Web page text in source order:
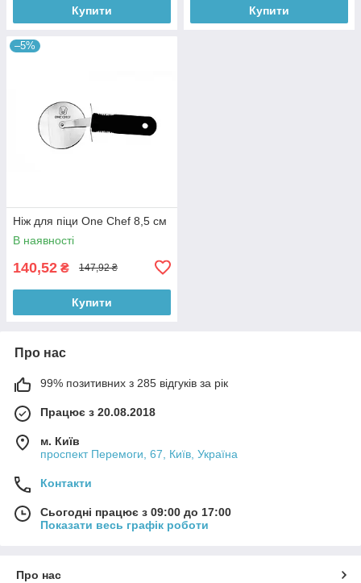
Купити Купити
–5%
Ніж для піци One Chef 8,5 см
В наявності
140,52 ₴ 147,92 ₴
Купити
Про нас
99% позитивних з 285 відгуків за рік
Працює з 20.08.2018
м. Київ
проспект Перемоги, 67, Київ, Україна
Контакти
Сьогодні працює з 09:00 до 17:00
Показати весь графік роботи
Про нас